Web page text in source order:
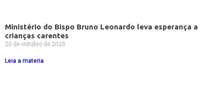
Ministério do Bispo Bruno Leonardo leva esperança a
crianças carentes
20 de outubro de 2025
Leia a materia